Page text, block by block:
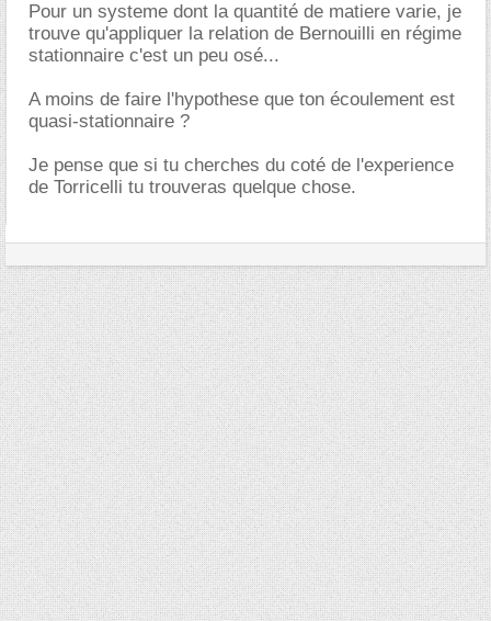
Pour un systeme dont la quantité de matiere varie, je
trouve qu'appliquer la relation de Bernouilli en régime
stationnaire c'est un peu osé...
A moins de faire l'hypothese que ton écoulement est
quasi-stationnaire ?
Je pense que si tu cherches du coté de l'experience
de Torricelli tu trouveras quelque chose.